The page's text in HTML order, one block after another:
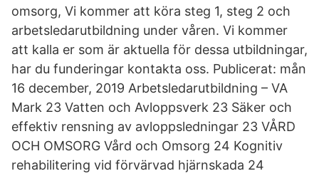
omsorg, Vi kommer att köra steg 1, steg 2 och
arbetsledarutbildning under våren. Vi kommer
att kalla er som är aktuella för dessa utbildningar,
har du funderingar kontakta oss. Publicerat: mån
16 december, 2019 Arbetsledarutbildning – VA
Mark 23 Vatten och Avloppsverk 23 Säker och
effektiv rensning av avloppsledningar 23 VÅRD
OCH OMSORG Vård och Omsorg 24 Kognitiv
rehabilitering vid förvärvad hjärnskada 24